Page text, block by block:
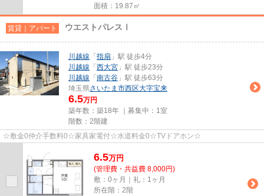
面積：19.87㎡
賃貸｜アパート ウエストパレスⅠ
川越線 「 指扇 」駅 徒歩4分
川越線 「 西大宮 」駅 徒歩23分
川越線 「 南古谷 」駅 徒歩63分
埼玉県さいたま市西区大字宝来
6.5万円
築年数：築18年 ｜募集中： 1室
階数：2階建
☆敷金0仲介手数料0☆家具家電付☆水道料金0☆TVドアホン☆
6.5万円
(管理費・共益費 8,000円)
敷：0ヶ月｜礼：1ヶ月
所在階：2階